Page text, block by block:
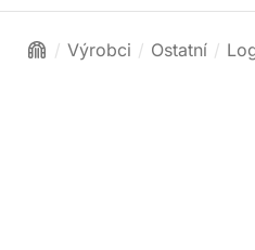
Výrobci Ostatní